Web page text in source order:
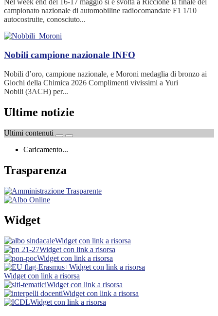
Nel week end del 16-17 maggio si è svolta a Riccione la finale del
campionato nazionale di automobiline radiocomandate F1 1/10
autocostruite, conosciuto...
Nobili campione nazionale INFO
Nobili d’oro, campione nazionale, e Moroni medaglia di bronzo ai
Giochi della Chimica 2026 Complimenti vivissimi a Yuri
Nobili (3ACH) per...
Ultime notizie
Ultimi contenuti
Caricamento...
Trasparenza
Widget
Widget con link a risorsa
Widget con link a risorsa
Widget con link a risorsa
Widget con link a risorsa
Widget con link a risorsa
Widget con link a risorsa
Widget con link a risorsa
Widget con link a risorsa